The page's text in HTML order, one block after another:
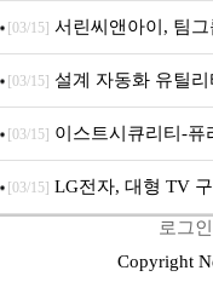
시
[03/15] 서린씨앤아이, 팀
5600MHz 16GB 출시
[03/15] 설계 자동화 유틸
무상 배포
[03/15] 이스트시큐리티-
세대 AI 보안 플랫폼 구축
[03/15] LG전자, 대형 TV
로그인
Copyright